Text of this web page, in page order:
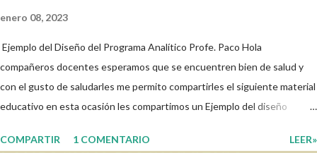
enero 08, 2023
Ejemplo del Diseño del Programa Analítico Profe. Paco Hola
compañeros docentes esperamos que se encuentren bien de salud y
con el gusto de saludarles me permito compartirles el siguiente material
educativo en esta ocasión les compartimos un Ejemplo del diseño
fortalecer los procesos de enseñanza y aprendizaje para que los
COMPARTIR 1 COMENTARIO LEER»